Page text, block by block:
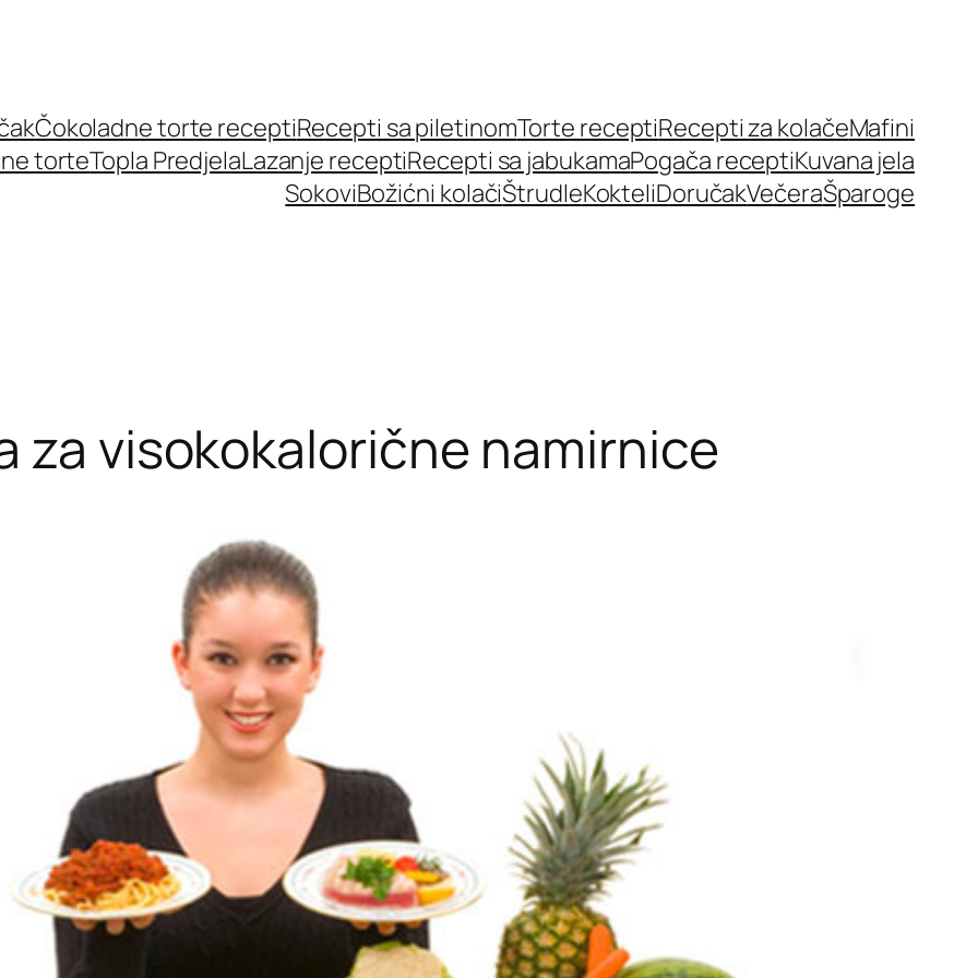
Čokoladne torte receptiRecepti sa piletinomTorte receptiRecepti za kolačeMafini
torteTopla PredjelaLazanje receptiRecepti sa jabukamaPogača receptiKuvana jela
SokoviBožićni kolačiŠtrudleKokteliDoručakVečeraŠparoge
za visokokalorične namirnice